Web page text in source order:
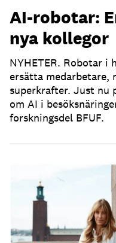
AI-robotar:
nya kollegor
NYHETER. Robotar i
ersätta medarbetare,
superkrafter. Just nu
om AI i
forskningsdel BFUF.